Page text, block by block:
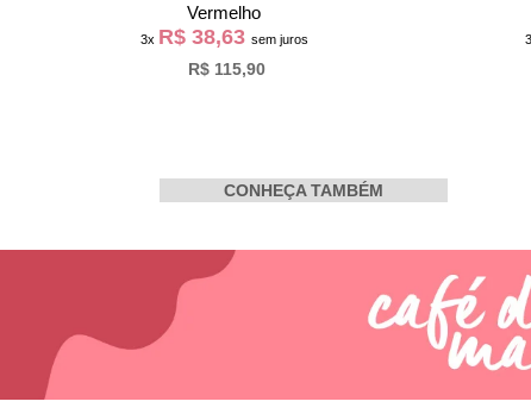
3x R$ 95,30 sem juros
R$ 285,90
CONHEÇA TAMBÉM